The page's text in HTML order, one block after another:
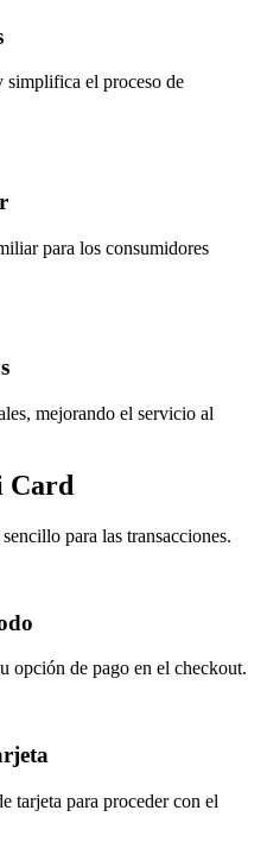
el proceso de
para los consumidores
mejorando el servicio al
Card
para las transacciones.
opción de pago en el checkout.
tarjeta para proceder con el